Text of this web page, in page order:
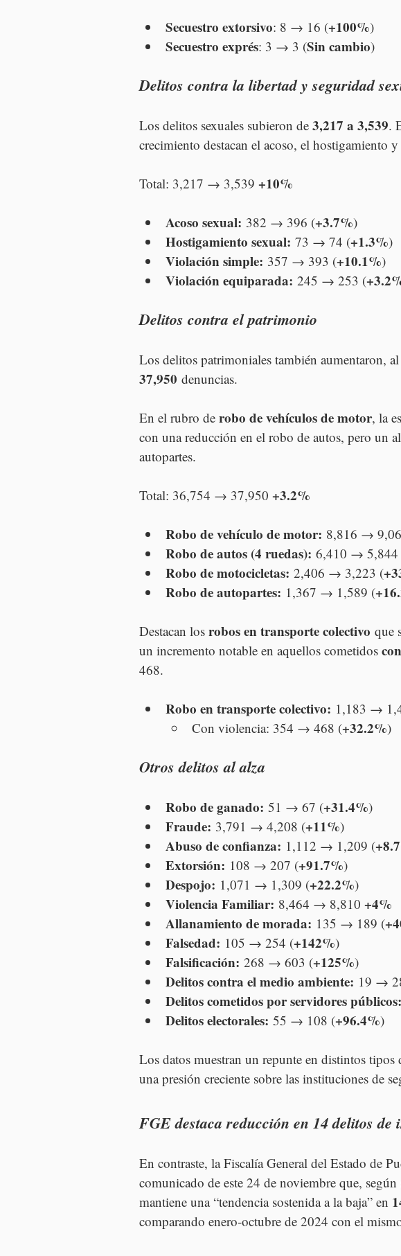
Secuestro extorsivo: 8 → 16 (+100%)
Secuestro exprés: 3 → 3 (Sin cambio)
Delitos contra la libertad y seguridad
Los delitos sexuales subieron de 3,217 a 3,539.
crecimiento destacan el acoso, el hostigamiento
Total: 3,217 → 3,539 +10%
Acoso sexual: 382 → 396 (+3.7%)
Hostigamiento sexual: 73 → 74 (+1.3%)
Violación simple: 357 → 393 (+10.1%)
Violación equiparada: 245 → 253 (
Delitos contra el patrimonio
Los delitos patrimoniales también aumentaron, al
37,950 denuncias.
En el rubro de robo de vehículos de motor, la
con una reducción en el robo de autos, pero un
autopartes.
Total: 36,754 → 37,950 +3.2%
Robo de vehículo de motor: 8,816 →
Robo de autos (4 ruedas): 6,410 → 5,844
Robo de motocicletas: 2,406 → 3,223 (
Robo de autopartes: 1,367 → 1,589 (
Destacan los robos en transporte colectivo que
un incremento notable en aquellos cometidos
468.
Robo en transporte colectivo: 1,183 →
Con violencia: 354 → 468 (+32.2%)
Otros delitos al alza
Robo de ganado: 51 → 67 (+31.4%)
Fraude: 3,791 → 4,208 (+11%)
Abuso de confianza: 1,112 → 1,209 (
Extorsión: 108 → 207 (+91.7%)
Despojo: 1,071 → 1,309 (+22.2%)
Violencia Familiar: 8,464 → 8,810 +4%
Allanamiento de morada: 135 → 189 (
Falsedad: 105 → 254 (+142%)
Falsificación: 268 → 603 (+125%)
Delitos contra el medio ambiente: 19 →
Delitos cometidos por servidores públicos:
Delitos electorales: 55 → 108 (+96.4%)
Los datos muestran un repunte en distintos
una presión creciente sobre las instituciones de
FGE destaca reducción en 14 delitos de
En contraste, la Fiscalía General del Estado de
comunicado de este 24 de noviembre que, según
mantiene una “tendencia sostenida a la baja” en
comparando enero-octubre de 2024 con el